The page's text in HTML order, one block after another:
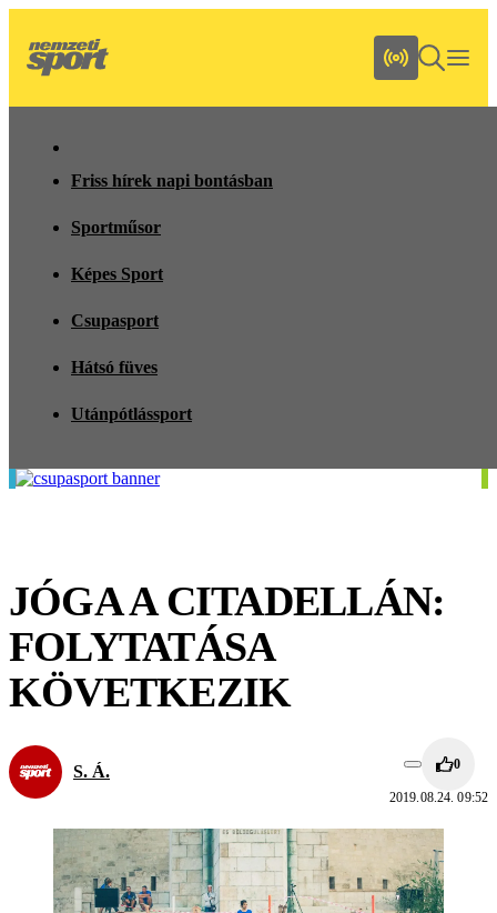
Friss hírek napi bontásban
Sportműsor
Képes Sport
Csupasport
Hátsó füves
Utánpótlássport
JÓGA A CITADELLÁN:
FOLYTATÁSA
KÖVETKEZIK
S. Á. 0
2019.08.24. 09:52